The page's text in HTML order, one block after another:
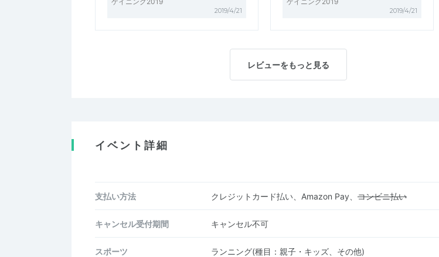
2019/4/21 2019/4/21
レビューをもっと見る
イベント詳細
支払い方法 クレジットカード払い、Amazon Pay、 コンビニ払い
キャンセル受付期間 キャンセル不可
スポーツ ランニング(種目：親子・キッズ、その他)